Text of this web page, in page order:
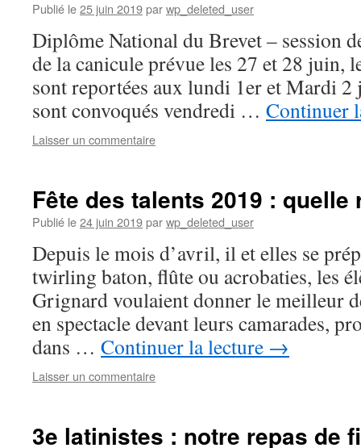
Publié le25 juin 2019parwp_deleted_user
Diplôme National du Brevet – session
de la canicule prévue les 27 et 28 juin,
sont reportées aux lundi 1er et Mardi 2
sont convoqués vendredi … Continuer
Laisser un commentaire
Fête des talents 2019 : quelle
Publié le24 juin 2019parwp_deleted_user
Depuis le mois d’avril, il et elles se
twirling baton, flûte ou acrobaties, les
Grignard voulaient donner le meilleur
en spectacle devant leurs camarades,
dans … Continuer la lecture →
Laisser un commentaire
3e latinistes : notre repas de